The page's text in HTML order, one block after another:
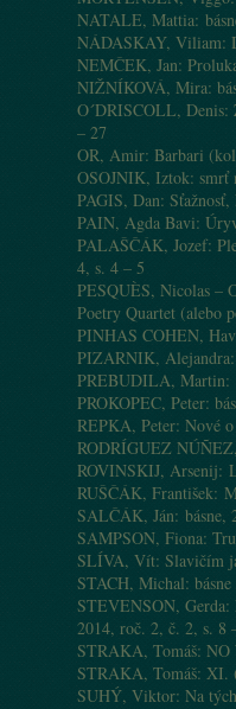
NATALE, Mattia:
NÁDASKAY, Viliam:
NEMČEK, Jan:
NIŽNÍKOVÁ, Mira:
O´DRISCOLL,
– 27
OR, Amir: Barbari
OSOJNIK, Iztok: smrť
PAGIS, Dan:
PAIN, Agda Bavi:
PALAŠČÁK, Jozef:
4, s. 4 – 5
PESQUÈS, Nicolas –
Poetry Quartet (alebo
PINHAS COHEN,
PIZARNIK,
PREBUDILA, Martin:
PROKOPEC, Peter:
REPKA, Peter: Nové
RODRÍGUEZ
ROVINSKIJ, Arsenij:
RUŠČÁK, František:
SALČÁK, Ján: básne,
SAMPSON, Fiona:
SLÍVA, Vít: Slavičím
STACH, Michal:
STEVENSON, Gerda:
2014, roč. 2, č. 2, s. 8
STRAKA, Tomáš: NO
STRAKA, Tomáš: XI.
SUHÝ, Viktor: Na